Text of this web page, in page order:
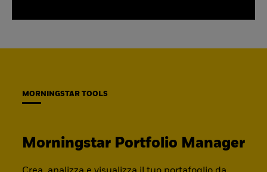
MORNINGSTAR TOOLS
Morningstar Portfolio Manager